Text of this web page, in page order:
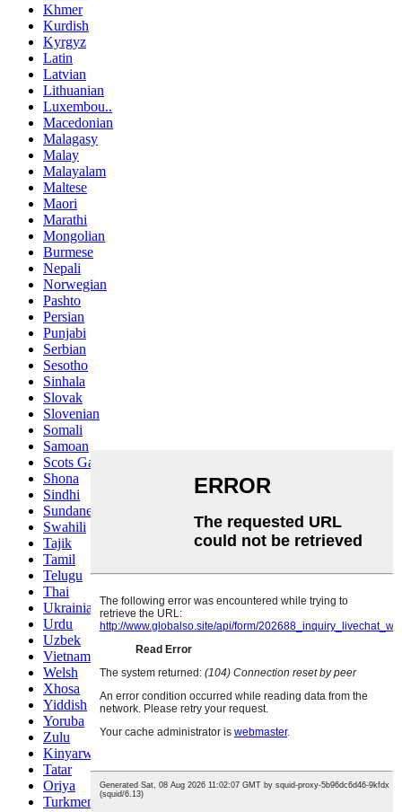
Khmer
Kurdish
Kyrgyz
Latin
Latvian
Lithuanian
Luxembou..
Macedonian
Malagasy
Malay
Malayalam
Maltese
Maori
Marathi
Mongolian
Burmese
Nepali
Norwegian
Pashto
Persian
Punjabi
Serbian
Sesotho
Sinhala
Slovak
Slovenian
Somali
Samoan
Scots Gaelic
Shona
Sindhi
Sundanese
Swahili
Tajik
Tamil
Telugu
Thai
Ukrainian
Urdu
Uzbek
Vietnamese
Welsh
Xhosa
Yiddish
Yoruba
Zulu
Kinyarwanda
Tatar
Oriya
Turkmen